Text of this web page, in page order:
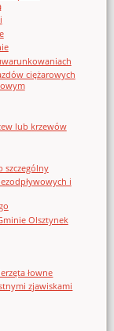
ciężarowych
lub krzewów
szczególny
i
Olsztynek
łowne
zjawiskami